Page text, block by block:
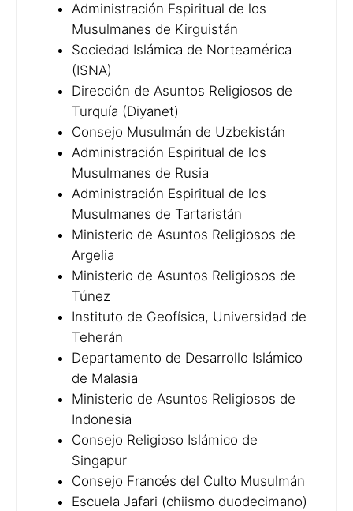
Administración Espiritual de los
Musulmanes de Kirguistán
Sociedad Islámica de Norteamérica
(ISNA)
Dirección de Asuntos Religiosos de
Turquía (Diyanet)
Consejo Musulmán de Uzbekistán
Administración Espiritual de los
Musulmanes de Rusia
Administración Espiritual de los
Musulmanes de Tartaristán
Ministerio de Asuntos Religiosos de
Argelia
Ministerio de Asuntos Religiosos de
Túnez
Instituto de Geofísica, Universidad de
Teherán
Departamento de Desarrollo Islámico
de Malasia
Ministerio de Asuntos Religiosos de
Indonesia
Consejo Religioso Islámico de
Singapur
Consejo Francés del Culto Musulmán
Escuela Jafari (chiismo duodecimano)